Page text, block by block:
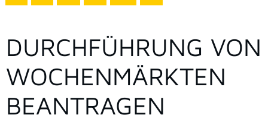
DURCHFÜHRUNG VON
WOCHENMÄRKTEN
BEANTRAGEN